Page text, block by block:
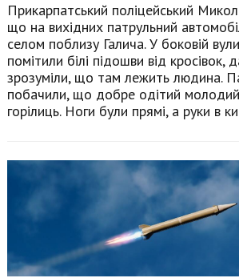
Прикарпатський поліцейський
що на вихідних патрульний
селом поблизу Галича. У боковій
помітили білі підошви від кросівок,
зрозуміли, що там лежить людина.
побачили, що добре одітий
горілиць. Ноги були прямі, а руки в